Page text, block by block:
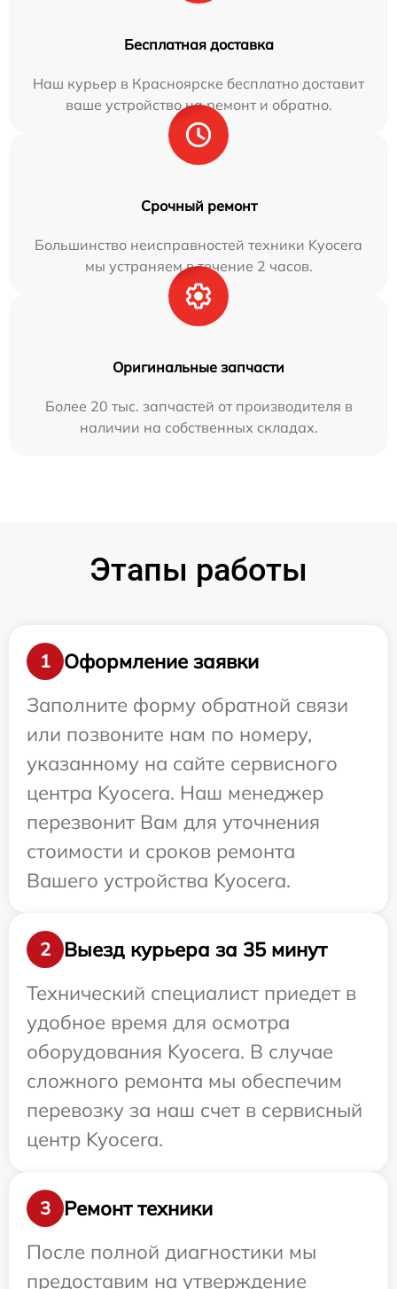
Бесплатная доставка
Наш курьер в Красноярске бесплатно доставит
ваше устройство на ремонт и обратно.
Срочный ремонт
Большинство неисправностей техники Kyocera
мы устраняем в течение 2 часов.
Оригинальные запчасти
Более 20 тыс. запчастей от производителя в
наличии на собственных складах.
Этапы работы
1
Оформление заявки
Заполните форму обратной связи
или позвоните нам по номеру,
указанному на сайте сервисного
центра Kyocera. Наш менеджер
перезвонит Вам для уточнения
стоимости и сроков ремонта
Вашего устройства Kyocera.
2
Выезд курьера за 35 минут
Технический специалист приедет в
удобное время для осмотра
оборудования Kyocera. В случае
сложного ремонта мы обеспечим
перевозку за наш счет в сервисный
центр Kyocera.
3
Ремонт техники
После полной диагностики мы
предоставим на утверждение